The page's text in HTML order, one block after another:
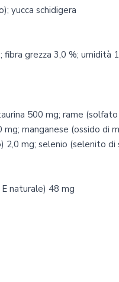
yucca schidigera
grezza 3,0 %; umidità
500 mg; rame
manganese (ossido di
2,0 mg; selenio (selenito di
naturale) 48 mg